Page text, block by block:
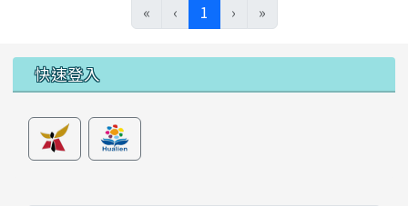
« ‹ 1 (目前頁次)
› »
左邊區域內容
快速登入